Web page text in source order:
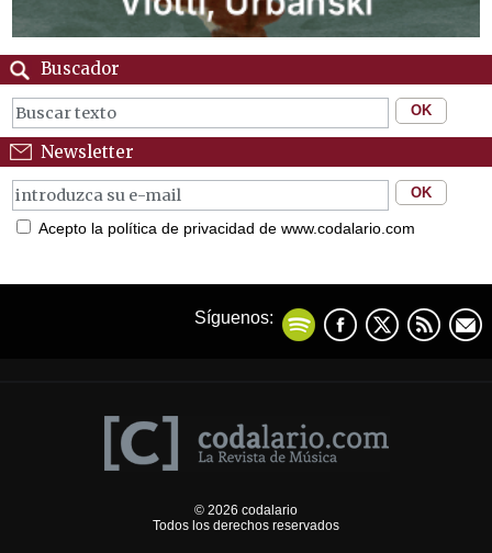
Buscador
Newsletter
Acepto la política de privacidad de www.codalario.com
Síguenos:
© 2026 codalario
Todos los derechos reservados